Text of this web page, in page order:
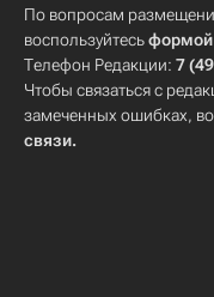
По вопросам
воспользуйтесьформой
Телефон Редакции: 7
Чтобы связаться с
замеченных ошибках,
связи.